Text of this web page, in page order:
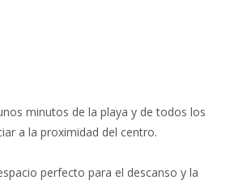
minutos de la playa y de todos los
a la proximidad del centro.
perfecto para el descanso y la